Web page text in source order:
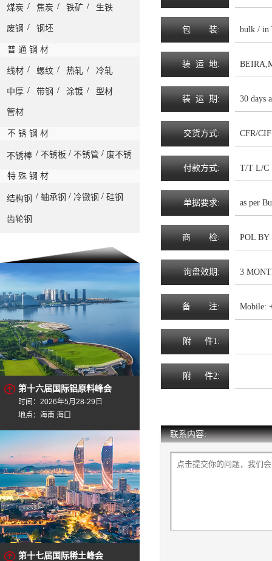
煤炭 / 焦炭 / 铁矿 / 生铁
废钢 / 钢坯
普 通 钢 材
线材 / 螺纹 / 热轧 / 冷轧
中厚 / 带钢 / 涂镀 / 型材
管材
不 锈 钢 材
不锈棒 / 不锈板 / 不锈管 / 废不锈
特 殊 钢 材
结构钢 / 轴承钢 / 冷镦钢 / 硅钢
齿轮钢
第十六届国际铝原料峰会
时间：2026年5月28-29日
地点：海南 海口
第十七届国际稀土峰会
包 装: bulk / in
装 运 地:
装 运 期 : 30 days
交货方式: CFR/CIF
付款方式: T/T L/C
单据要求: as per
商 检: POL BY
询盘效期 : 3
备 注: Mobile:
附 件1:
附 件2:
联系内容: